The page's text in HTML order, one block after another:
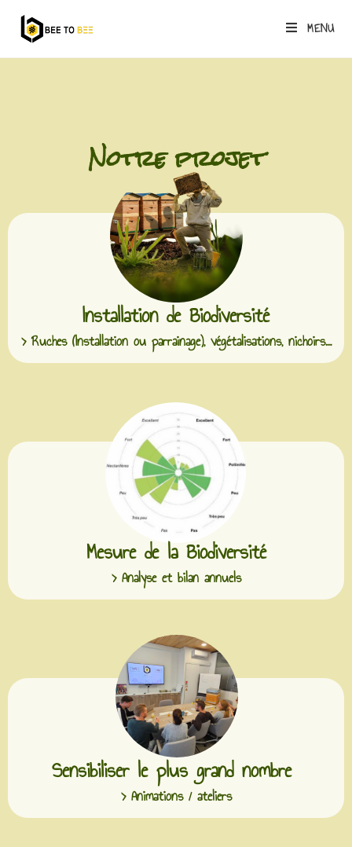
MENU
Notre projet
Installation de Biodiversité
> Ruches (Installation ou parrainage), végétalisations, nichoirs…
Mesure de la Biodiversité
> Analyse et bilan annuels
Sensibiliser le plus grand nombre
> Animations / ateliers